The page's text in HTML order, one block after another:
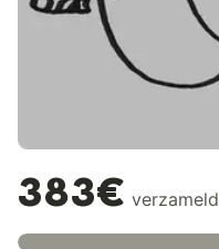
383€ verzameld